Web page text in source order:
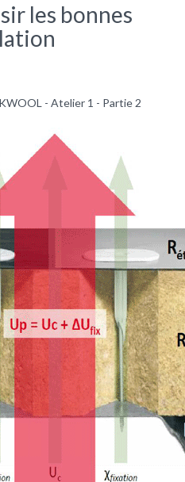
les bonnes
- Atelier 1 - Partie 2